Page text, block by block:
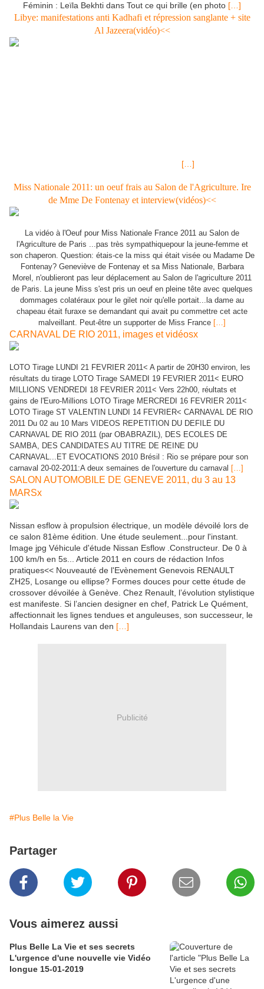
Féminin : Leïla Bekhti dans Tout ce qui brille (en photo […]
Libye: manifestations anti Kadhafi et répression sanglante + site
Al Jazeera(vidéo)<<
[…]
Miss Nationale 2011: un oeuf frais au Salon de l'Agriculture. Ire
de Mme De Fontenay et interview(vidéos)<<
La vidéo à l'Oeuf pour Miss Nationale France 2011 au Salon de
l'Agriculture de Paris ...pas très sympathiquepour la jeune-femme et
son chaperon. Question: étais-ce la miss qui était visée ou Madame De
Fontenay? Geneviève de Fontenay et sa Miss Nationale, Barbara
Morel, n'oublieront pas leur déplacement au Salon de l'agriculture 2011
de Paris. La jeune Miss s'est pris un oeuf en pleine tête avec quelques
dommages colatéraux pour le gilet noir qu'elle portait...la dame au
chapeau était furaxe se demandant qui avait pu commettre cet acte
malveillant. Peut-être un supporter de Miss France […]
CARNAVAL DE RIO 2011, images et vidéosx
LOTO Tirage LUNDI 21 FEVRIER 2011< A partir de 20H30 environ, les
résultats du tirage LOTO Tirage SAMEDI 19 FEVRIER 2011< EURO
MILLIONS VENDREDI 18 FEVRIER 2011< Vers 22h00, réultats et
gains de l'Euro-Millions LOTO Tirage MERCREDI 16 FEVRIER 2011<
LOTO Tirage ST VALENTIN LUNDI 14 FEVRIER< CARNAVAL DE RIO
2011 Du 02 au 10 Mars VIDEOS REPETITION DU DEFILE DU
CARNAVAL DE RIO 2011 (par OBABRAZIL), DES ECOLES DE
SAMBA, DES CANDIDATES AU TITRE DE REINE DU
CARNAVAL...ET EVOCATIONS 2010 Brésil : Rio se prépare pour son
carnaval 20-02-2011:A deux semaines de l'ouverture du carnaval […]
SALON AUTOMOBILE DE GENEVE 2011, du 3 au 13
MARSx
Nissan esflow à propulsion électrique, un modèle dévoilé lors de
ce salon 81ème édition. Une étude seulement...pour l'instant.
Image jpg Véhicule d'étude Nissan Esflow .Constructeur. De 0 à
100 km/h en 5s... Article 2011 en cours de rédaction Infos
pratiques<< Nouveauté de l'Evènement Genevois RENAULT
ZH25, Losange ou ellipse? Formes douces pour cette étude de
crossover dévoilée à Genève. Chez Renault, l’évolution stylistique
est manifeste. Si l’ancien designer en chef, Patrick Le Quément,
affectionnait les lignes tendues et anguleuses, son successeur, le
Hollandais Laurens van den […]
Publicité
#Plus Belle la Vie
Partager
Vous aimerez aussi
Plus Belle La Vie et ses secrets
L'urgence d'une nouvelle vie Vidéo
longue 15-01-2019